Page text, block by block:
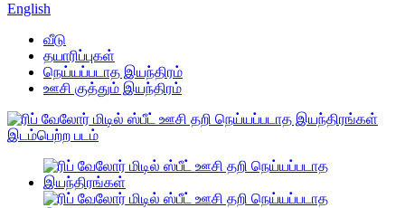
English
வீடு
தயாரிப்புகள்
நெய்யப்படாத இயந்திரம்
ஊசி குத்தும் இயந்திரம்